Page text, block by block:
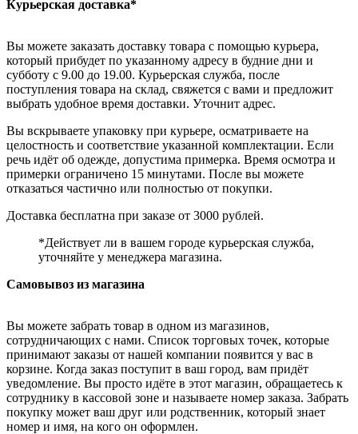
Курьерская доставка*
Вы можете заказать доставку товара с помощью курьера,
который прибудет по указанному адресу в будние дни и
субботу с 9.00 до 19.00. Курьерская служба, после
поступления товара на склад, свяжется с вами и предложит
выбрать удобное время доставки. Уточнит адрес.
Вы вскрываете упаковку при курьере, осматриваете на
целостность и соответствие указанной комплектации. Если
речь идёт об одежде, допустима примерка. Время осмотра и
примерки ограничено 15 минутами. После вы можете
отказаться частично или полностью от покупки.
Доставка бесплатна при заказе от 3000 рублей.
*Действует ли в вашем городе курьерская служба,
уточняйте у менеджера магазина.
Самовывоз из магазина
Вы можете забрать товар в одном из магазинов,
сотрудничающих с нами. Список торговых точек, которые
принимают заказы от нашей компании появится у вас в
корзине. Когда заказ поступит в ваш город, вам придёт
уведомление. Вы просто идёте в этот магазин, обращаетесь к
сотруднику в кассовой зоне и называете номер заказа. Забрать
покупку может ваш друг или родственник, который знает
номер и имя, на кого он оформлен.